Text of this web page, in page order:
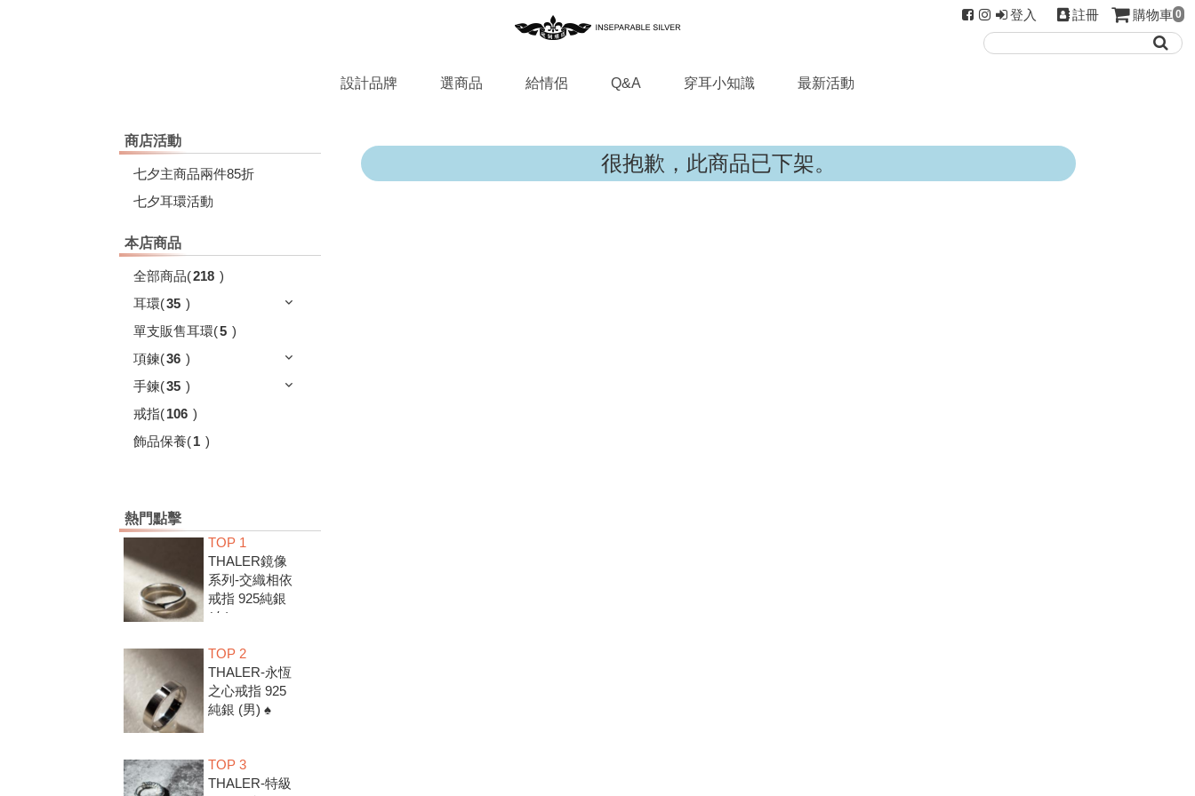
登入 註冊 購物車 0
設計品牌 選商品 給情侶 Q&A 穿耳小知識 最新活動
商店活動
七夕主商品兩件85折
七夕耳環活動
本店商品
全部商品(218 )
耳環(35 )
單支販售耳環(5 )
項鍊(36 )
手鍊(35 )
戒指(106 )
飾品保養(1 )
熱門點擊
TOP 1
THALER鏡像
系列-交織相依
戒指 925純銀
(女) ♠
TOP 2
THALER-永恆
之心戒指 925
純銀 (男) ♠
TOP 3
THALER-特級
很抱歉，此商品已下架。